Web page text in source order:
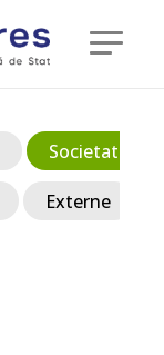
Societate
Externe